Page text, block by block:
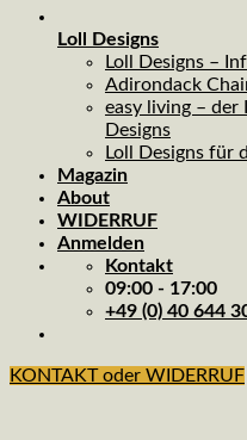
Loll Designs
Loll Designs –
Adirondack
easy living – der
Designs
Loll Designs für
Magazin
About
WIDERRUF
Anmelden
Kontakt
09:00 - 17:00
+49 (0) 40 644
KONTAKT oder WIDERRUF